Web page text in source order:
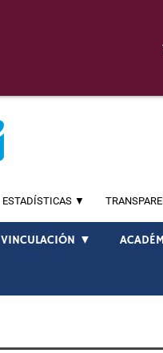
ESTADÍSTICAS ▼
VINCULACIÓN ▼